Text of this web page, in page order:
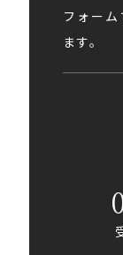
フォー
ます。